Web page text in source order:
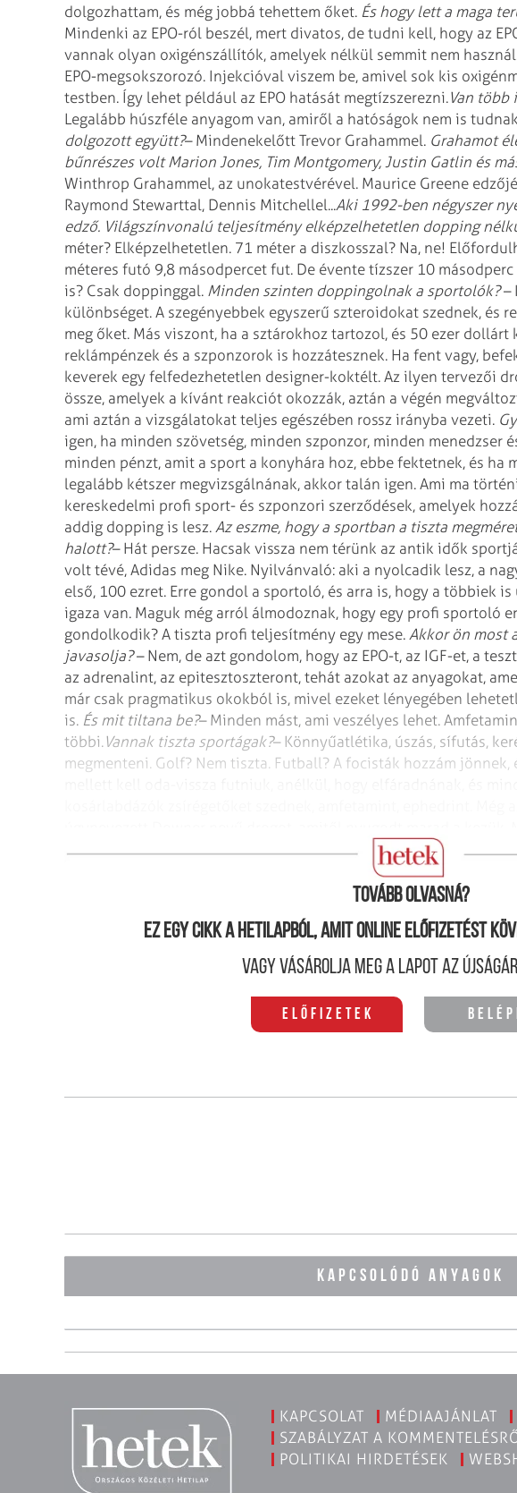
dolgozhattam, és még jobbá tehettem őket. És hogy lett a maga
Mindenki az EPO-ról beszél, mert divatos, de tudni kell, hogy az
vannak olyan oxigénszállítók, amelyek nélkül semmit nem
EPO-megsokszorozó. Injekcióval viszem be, amivel sok kis
testben. Így lehet például az EPO hatását megtízszerezni.Van több
Legalább húszféle anyagom van, amiről a hatóságok nem is
dolgozott együtt?– Mindenekelőtt Trevor Grahammel. Grahamot
bűnrészes volt Marion Jones, Tim Montgomery, Justin Gatlin és
Winthrop Grahammel, az unokatestvérével. Maurice Greene
Raymond Stewarttal, Dennis Mitchellel...Aki 1992-ben négyszer
edző. Világszínvonalúteljesítmény elképzelhetetlen dopping
méter? Elképzelhetetlen. 71 méter a diszkosszal? Na, ne!
méteres futó 9,8 másodpercet fut. De évente tízszer 10
is? Csak doppinggal. Minden szinten doppingolnak a sportolók?–
különbséget. A szegényebbek egyszerű szteroidokat szednek, és
meg őket. Más viszont, ha a sztárokhoz tartozol, és 50 ezer dollárt
reklámpénzek és a szponzorok is hozzátesznek. Ha fent vagy,
keverek egy felfedezhetetlen designer-koktélt. Az ilyen tervezői
össze, amelyek a kívánt reakciót okozzák, aztán a végén
ami aztán a vizsgálatokat teljes egészében rossz irányba vezeti.
igen, ha minden szövetség, minden szponzor, minden menedzser
minden pénzt, amit a sport a konyhára hoz, ebbe fektetnek, és ha
legalább kétszer megvizsgálnának, akkor talán igen. Ami ma
kereskedelmi profi sport- és szponzori szerződések, amelyek
addig dopping is lesz. Az eszme, hogy a sportban a tiszta
halott?– Hát persze. Hacsak vissza nem térünk az antik idők
volt tévé, Adidas meg Nike. Nyilvánvaló: aki a nyolcadik lesz, a
első, 100 ezret. Erre gondol a sportoló, és arra is, hogy a többiek
igaza van. Maguk még arról álmodoznak, hogy egy profi sportoló
gondolkodik? A tiszta profi teljesítmény egy mese. Akkor ön most
javasolja?– Nem, de azt gondolom, hogy az EPO-t, az IGF-et, a
az adrenalint, az epitesztoszteront, tehát azokat az anyagokat,
már csak pragmatikus okokból is, mivel ezeket lényegében
is. És mit tiltana be?– Minden mást, ami veszélyes lehet.
többi.Vannak tiszta sportágak?– Könnyűatlétika, úszás, sífutás,
megmenteni. Golf? Nem tiszta. Futball? A focisták hozzám jönnek,
komolyan vette a vizsgálatot végzőket?– Nem, kinevettük őket.
Tovább olvasná?
Ez egy cikk a hetilapból, amit online előfizetést
Vagy vásárolja meg a lapot az
Előfizetek
KAPCSOLÓDÓ ANYAGOK
KAPCSOLAT MÉDIAAJÁNLAT
SZABÁLYZAT A
POLITIKAI HIRDETÉSEK